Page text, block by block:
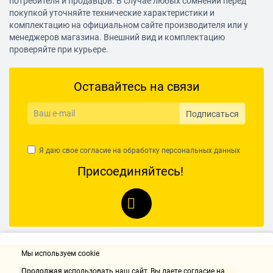
H3, H4, H5, H6, H7, H8, T10, T15, T20, T25, T30, T40, SL4,
SL5.5, SL7;
Ключи
шестигранный (HEX)
1.5, 2, 2.5 мм
покупкой уточняйте технические характеристики и
комплектацию на официальном сайте производителя или у
менеджеров магазина. Внешний вид и комплектацию
проверяйте при курьере.
Оставайтесь на связи
Подписаться
Я даю свое согласие на обработку персональных данных
Присоединяйтесь!
Мы используем cookie
Продолжая использовать наш cайт, Вы даете согласие на